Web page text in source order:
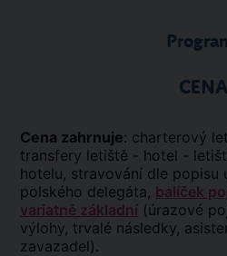
CENA
Cena zahrnuje: charterový
transfery letiště - hotel -
hotelu, stravování dle popisu
polského delegáta, balíček
variatně základní (úrazové
výlohy, trvalé následky,
zavazadel).